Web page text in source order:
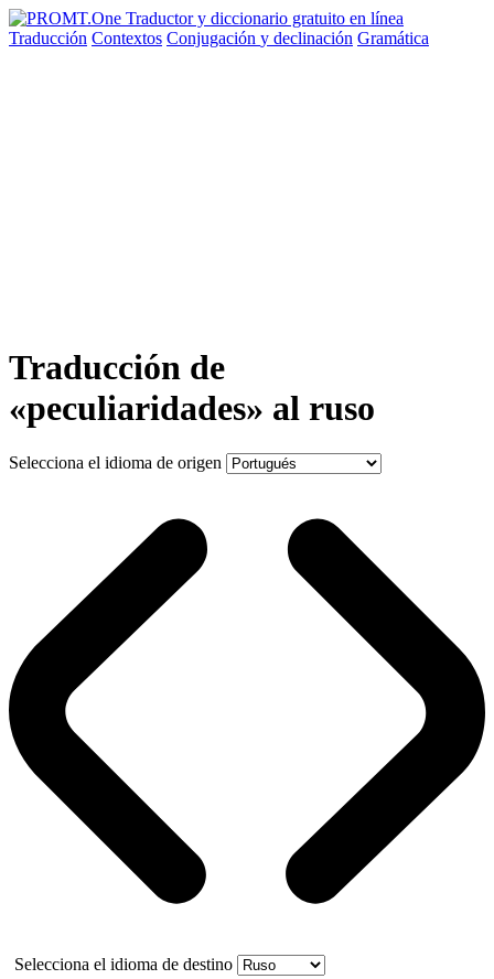
Traducción Contextos Conjugación y declinación Gramática
Traducción de
«peculiaridades» al ruso
Selecciona el idioma de origen
Selecciona el idioma de destino